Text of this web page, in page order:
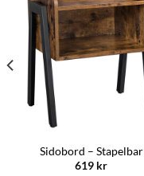
Sidobord – Stapelbar
619 kr